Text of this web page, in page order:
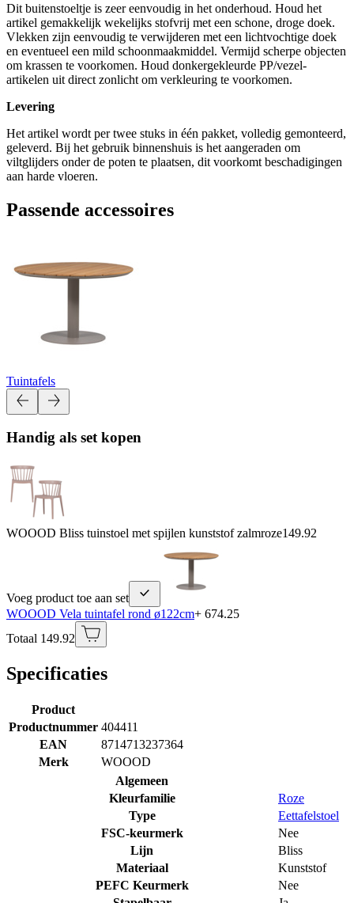
Dit buitenstoeltje is zeer eenvoudig in het onderhoud. Houd het
artikel gemakkelijk wekelijks stofvrij met een schone, droge doek.
Vlekken zijn eenvoudig te verwijderen met een lichtvochtige doek
en eventueel een mild schoonmaakmiddel. Vermijd scherpe objecten
om krassen te voorkomen. Houd donkergekleurde PP/vezel-
artikelen uit direct zonlicht om verkleuring te voorkomen.
Levering
Het artikel wordt per twee stuks in één pakket, volledig gemonteerd,
geleverd. Bij het gebruik binnenshuis is het aangeraden om
viltglijders onder de poten te plaatsen, dit voorkomt beschadigingen
aan harde vloeren.
Passende accessoires
Tuintafels
Handig als set kopen
WOOOD Bliss tuinstoel met spijlen kunststof zalmroze149.92
Voeg product toe aan set
WOOOD Vela tuintafel rond ø122cm+ 674.25
Totaal 149.92
Specificaties
Product
Productnummer 404411
EAN
8714713237364
Merk
WOOOD
Algemeen
Kleurfamilie
Roze
Type
Eettafelstoel
FSC-keurmerk
Nee
Lijn
Bliss
Materiaal
Kunststof
PEFC Keurmerk
Nee